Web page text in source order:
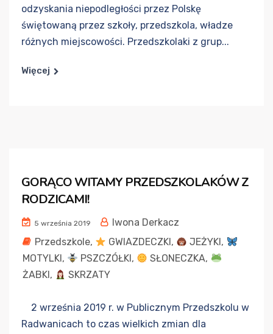
odzyskania niepodległości przez Polskę
świętowaną przez szkoły, przedszkola, władze
różnych miejscowości. Przedszkolaki z grup...
Więcej
GORĄCO WITAMY PRZEDSZKOLAKÓW Z
RODZICAMI!
5 września 2019
Iwona Derkacz
Przedszkole, GWIAZDECZKI, JEŻYKI,
MOTYLKI, PSZCZÓŁKI, SŁONECZKA,
ŻABKI, SKRZATY
2 września 2019 r. w Publicznym Przedszkolu w
Radwanicach to czas wielkich zmian dla